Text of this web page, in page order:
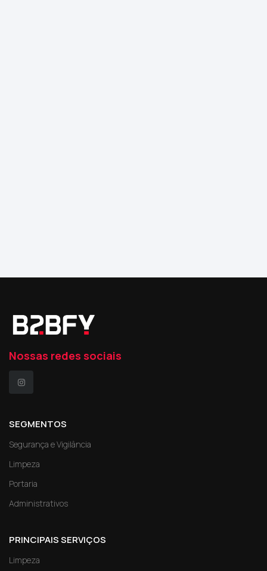
Nossas redes sociais
SEGMENTOS
Segurança e Vigilância
Limpeza
Portaria
Administrativos
PRINCIPAIS SERVIÇOS
Limpeza